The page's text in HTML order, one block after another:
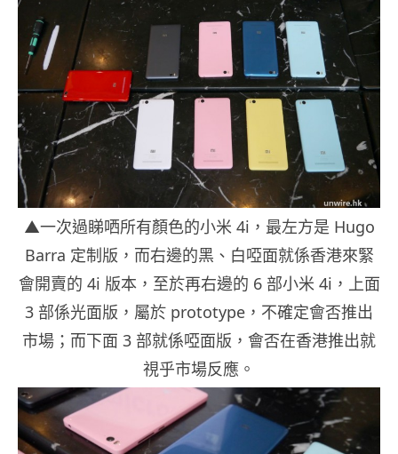
▲一次過睇哂所有顏色的小米 4i，最左方是 Hugo
Barra 定制版，而右邊的黑、白啞面就係香港來緊
會開賣的 4i 版本，至於再右邊的 6 部小米 4i，上面
3 部係光面版，屬於 prototype，不確定會否推出
市場；而下面 3 部就係啞面版，會否在香港推出就
視乎市場反應。